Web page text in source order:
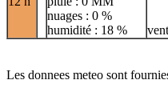
nuages : 0 %
humidité : 18 %
Les donnees meteo sont